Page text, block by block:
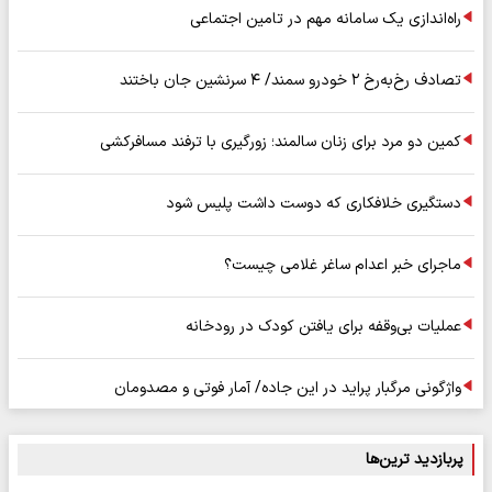
راه‌اندازی یک سامانه مهم در تامین اجتماعی
تصادف رخ‌به‌رخ ۲ خودرو سمند/ ۴ سرنشین جان باختند
کمین دو مرد برای زنان سالمند؛ زورگیری با ترفند مسافرکشی
دستگیری خلافکاری که دوست داشت پلیس شود
ماجرای خبر اعدام ساغر غلامی چیست؟
عملیات بی‌وقفه برای یافتن کودک در رودخانه
واژگونی مرگبار پراید در این جاده/ آمار فوتی و مصدومان
پربازدید ترین‌ها